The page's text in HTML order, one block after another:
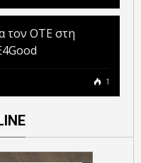
τον ΟΤΕ στη
1